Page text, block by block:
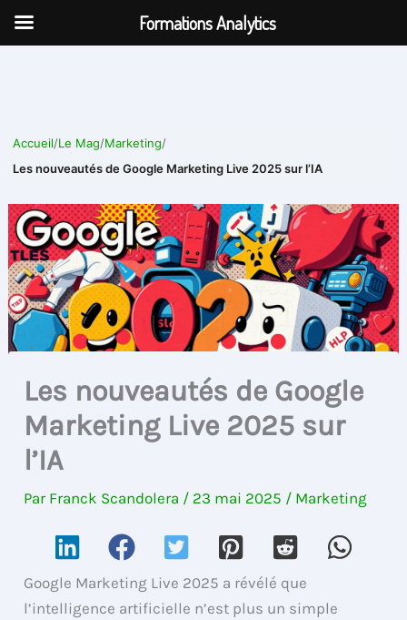
Aller
Accueil/Le Mag/Marketing/
Les nouveautés de Google Marketing Live 2025 sur l’IA
Les nouveautés de Google
Marketing Live 2025 sur
l’IA
Par Franck Scandolera / 23 mai 2025 / Marketing
Google Marketing Live 2025 a révélé que
l’intelligence artificielle n’est plus un simple
Formations Analytics